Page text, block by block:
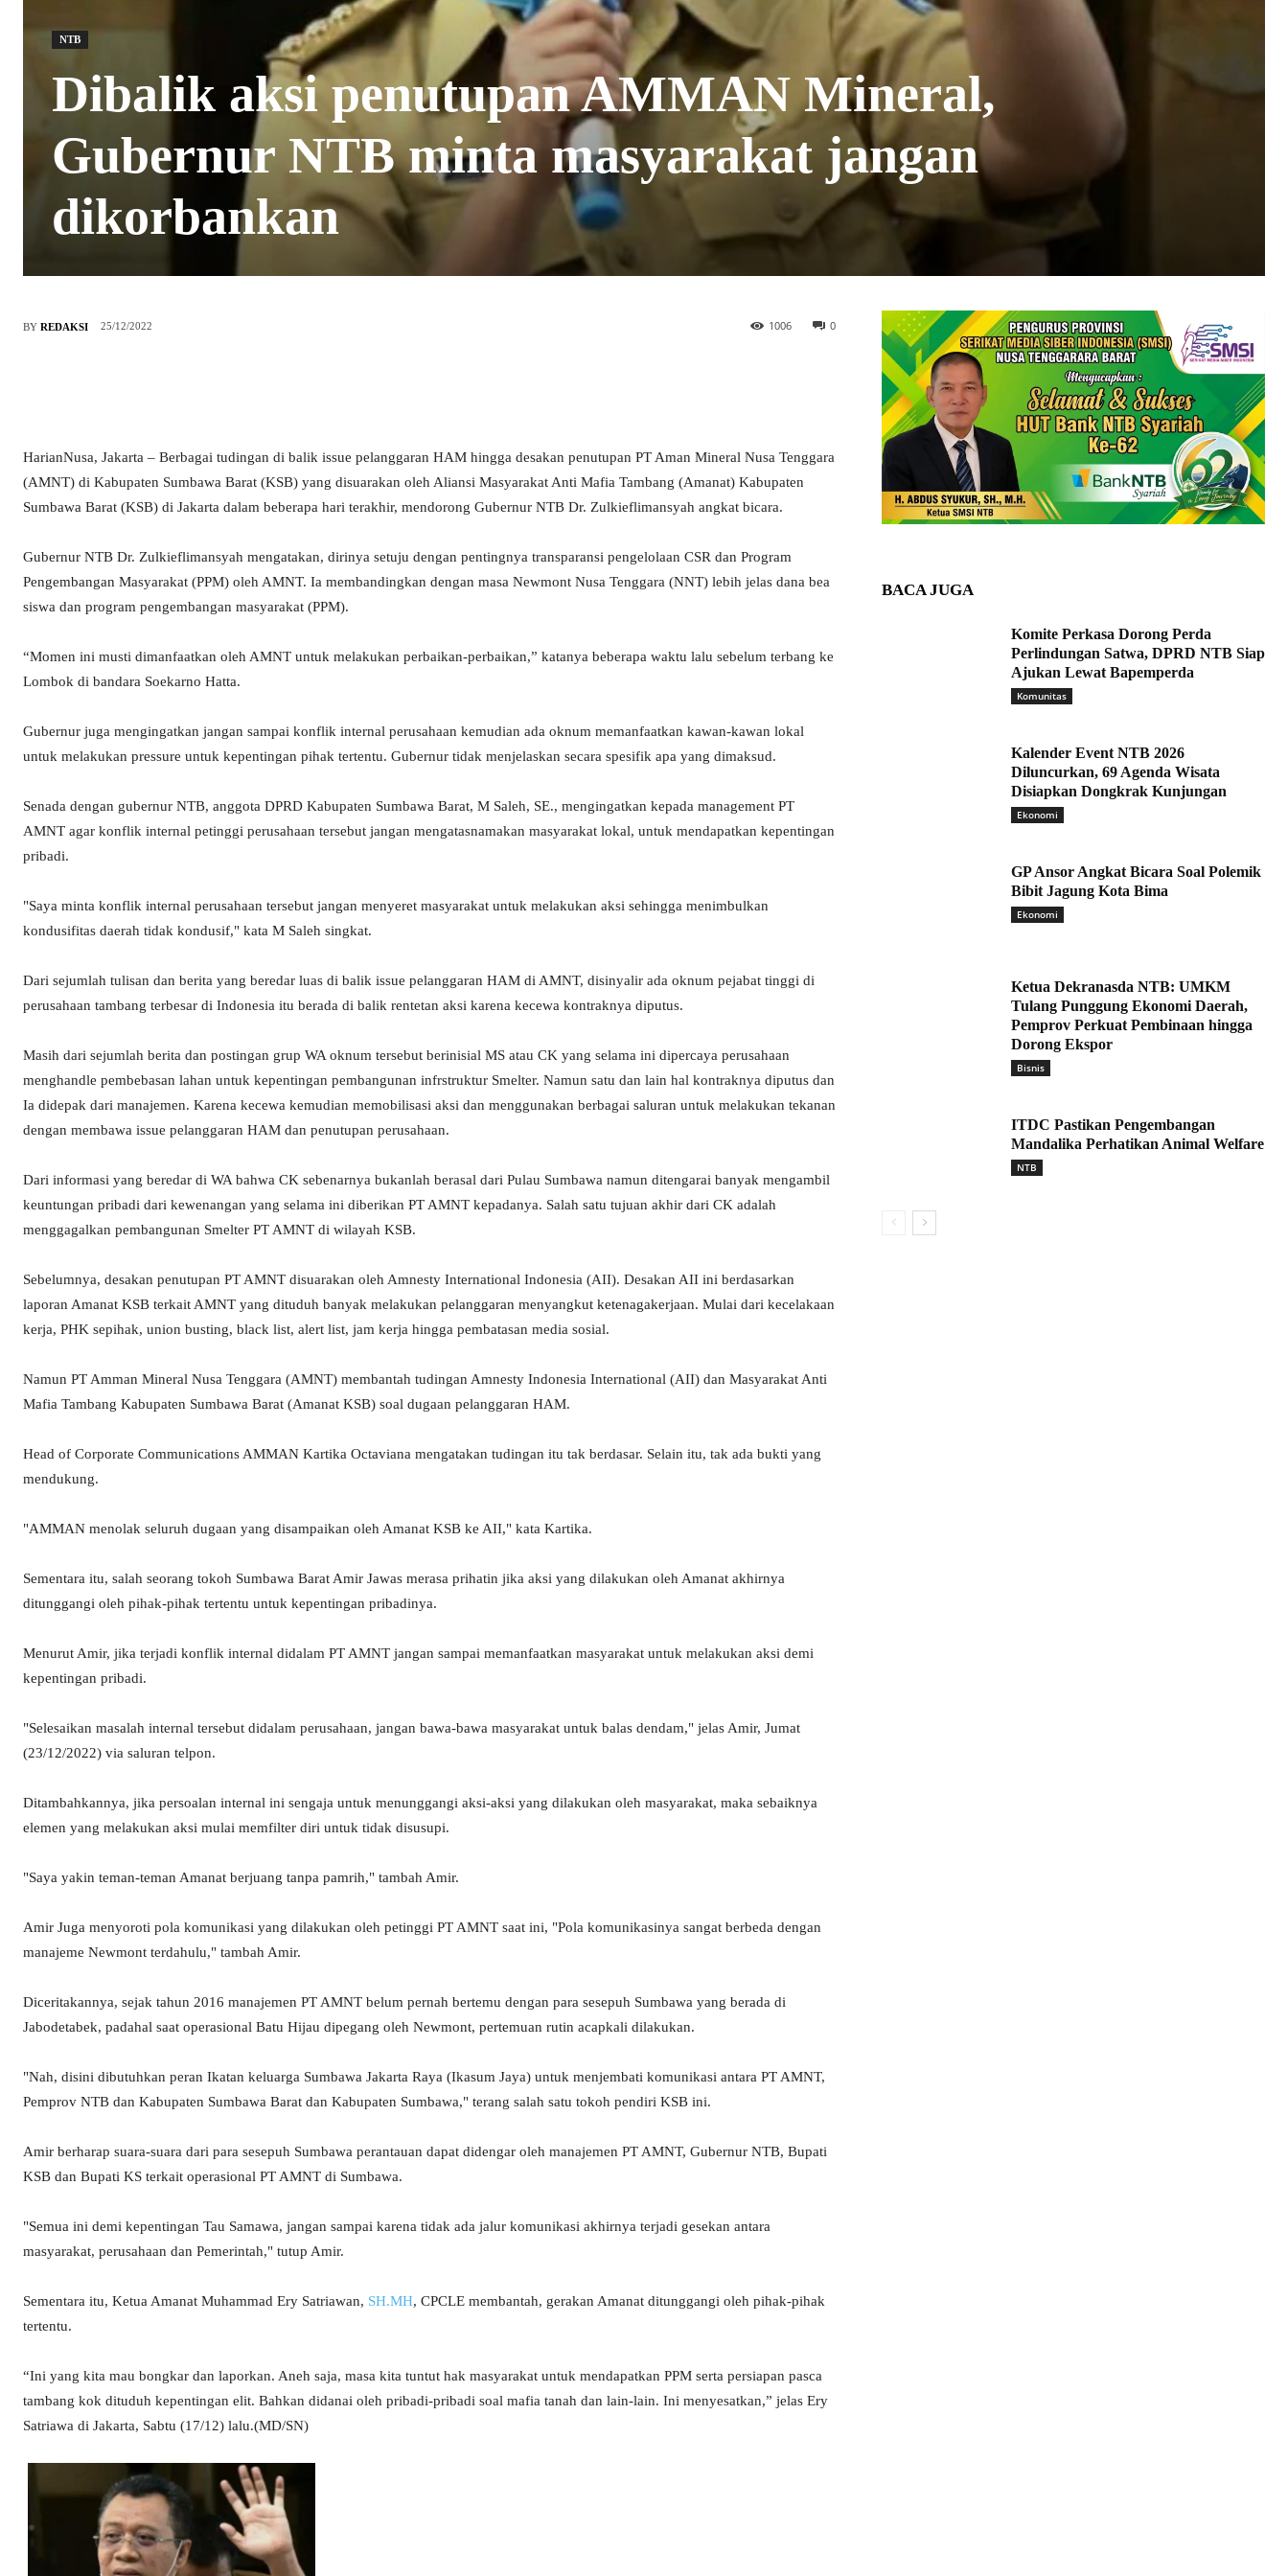
NTB
Dibalik aksi penutupan AMMAN Mineral,
Gubernur NTB minta masyarakat jangan
dikorbankan
BY REDAKSI 25/12/2022 0
1006
HarianNusa, Jakarta – Berbagai tudingan di balik issue pelanggaran HAM hingga desakan penutupan PT Aman Mineral Nusa Tenggara
(AMNT) di Kabupaten Sumbawa Barat (KSB) yang disuarakan oleh Aliansi Masyarakat Anti Mafia Tambang (Amanat) Kabupaten
Sumbawa Barat (KSB) di Jakarta dalam beberapa hari terakhir, mendorong Gubernur NTB Dr. Zulkieflimansyah angkat bicara.
Gubernur NTB Dr. Zulkieflimansyah mengatakan, dirinya setuju dengan pentingnya transparansi pengelolaan CSR dan Program
Pengembangan Masyarakat (PPM) oleh AMNT. Ia membandingkan dengan masa Newmont Nusa Tenggara (NNT) lebih jelas dana bea
siswa dan program pengembangan masyarakat (PPM).
“Momen ini musti dimanfaatkan oleh AMNT untuk melakukan perbaikan-perbaikan,” katanya beberapa waktu lalu sebelum terbang ke
Lombok di bandara Soekarno Hatta.
Gubernur juga mengingatkan jangan sampai konflik internal perusahaan kemudian ada oknum memanfaatkan kawan-kawan lokal
untuk melakukan pressure untuk kepentingan pihak tertentu. Gubernur tidak menjelaskan secara spesifik apa yang dimaksud.
Senada dengan gubernur NTB, anggota DPRD Kabupaten Sumbawa Barat, M Saleh, SE., mengingatkan kepada management PT
AMNT agar konflik internal petinggi perusahaan tersebut jangan mengatasnamakan masyarakat lokal, untuk mendapatkan kepentingan
pribadi.
"Saya minta konflik internal perusahaan tersebut jangan menyeret masyarakat untuk melakukan aksi sehingga menimbulkan
kondusifitas daerah tidak kondusif," kata M Saleh singkat.
Dari sejumlah tulisan dan berita yang beredar luas di balik issue pelanggaran HAM di AMNT, disinyalir ada oknum pejabat tinggi di
perusahaan tambang terbesar di Indonesia itu berada di balik rentetan aksi karena kecewa kontraknya diputus.
Masih dari sejumlah berita dan postingan grup WA oknum tersebut berinisial MS atau CK yang selama ini dipercaya perusahaan
menghandle pembebasan lahan untuk kepentingan pembangunan infrstruktur Smelter. Namun satu dan lain hal kontraknya diputus dan
Ia didepak dari manajemen. Karena kecewa kemudian memobilisasi aksi dan menggunakan berbagai saluran untuk melakukan tekanan
dengan membawa issue pelanggaran HAM dan penutupan perusahaan.
Dari informasi yang beredar di WA bahwa CK sebenarnya bukanlah berasal dari Pulau Sumbawa namun ditengarai banyak mengambil
keuntungan pribadi dari kewenangan yang selama ini diberikan PT AMNT kepadanya. Salah satu tujuan akhir dari CK adalah
menggagalkan pembangunan Smelter PT AMNT di wilayah KSB.
Sebelumnya, desakan penutupan PT AMNT disuarakan oleh Amnesty International Indonesia (AII). Desakan AII ini berdasarkan
laporan Amanat KSB terkait AMNT yang dituduh banyak melakukan pelanggaran menyangkut ketenagakerjaan. Mulai dari kecelakaan
kerja, PHK sepihak, union busting, black list, alert list, jam kerja hingga pembatasan media sosial.
Namun PT Amman Mineral Nusa Tenggara (AMNT) membantah tudingan Amnesty Indonesia International (AII) dan Masyarakat Anti
Mafia Tambang Kabupaten Sumbawa Barat (Amanat KSB) soal dugaan pelanggaran HAM.
Head of Corporate Communications AMMAN Kartika Octaviana mengatakan tudingan itu tak berdasar. Selain itu, tak ada bukti yang
mendukung.
"AMMAN menolak seluruh dugaan yang disampaikan oleh Amanat KSB ke AII," kata Kartika.
Sementara itu, salah seorang tokoh Sumbawa Barat Amir Jawas merasa prihatin jika aksi yang dilakukan oleh Amanat akhirnya
ditunggangi oleh pihak-pihak tertentu untuk kepentingan pribadinya.
Menurut Amir, jika terjadi konflik internal didalam PT AMNT jangan sampai memanfaatkan masyarakat untuk melakukan aksi demi
kepentingan pribadi.
"Selesaikan masalah internal tersebut didalam perusahaan, jangan bawa-bawa masyarakat untuk balas dendam," jelas Amir, Jumat
(23/12/2022) via saluran telpon.
Ditambahkannya, jika persoalan internal ini sengaja untuk menunggangi aksi-aksi yang dilakukan oleh masyarakat, maka sebaiknya
elemen yang melakukan aksi mulai memfilter diri untuk tidak disusupi.
"Saya yakin teman-teman Amanat berjuang tanpa pamrih," tambah Amir.
Amir Juga menyoroti pola komunikasi yang dilakukan oleh petinggi PT AMNT saat ini, "Pola komunikasinya sangat berbeda dengan
manajeme Newmont terdahulu," tambah Amir.
Diceritakannya, sejak tahun 2016 manajemen PT AMNT belum pernah bertemu dengan para sesepuh Sumbawa yang berada di
Jabodetabek, padahal saat operasional Batu Hijau dipegang oleh Newmont, pertemuan rutin acapkali dilakukan.
"Nah, disini dibutuhkan peran Ikatan keluarga Sumbawa Jakarta Raya (Ikasum Jaya) untuk menjembati komunikasi antara PT AMNT,
Pemprov NTB dan Kabupaten Sumbawa Barat dan Kabupaten Sumbawa," terang salah satu tokoh pendiri KSB ini.
Amir berharap suara-suara dari para sesepuh Sumbawa perantauan dapat didengar oleh manajemen PT AMNT, Gubernur NTB, Bupati
KSB dan Bupati KS terkait operasional PT AMNT di Sumbawa.
"Semua ini demi kepentingan Tau Samawa, jangan sampai karena tidak ada jalur komunikasi akhirnya terjadi gesekan antara
masyarakat, perusahaan dan Pemerintah," tutup Amir.
Sementara itu, Ketua Amanat Muhammad Ery Satriawan, SH.MH, CPCLE membantah, gerakan Amanat ditunggangi oleh pihak-pihak
tertentu.
“Ini yang kita mau bongkar dan laporkan. Aneh saja, masa kita tuntut hak masyarakat untuk mendapatkan PPM serta persiapan pasca
tambang kok dituduh kepentingan elit. Bahkan didanai oleh pribadi-pribadi soal mafia tanah dan lain-lain. Ini menyesatkan,” jelas Ery
Satriawa di Jakarta, Sabtu (17/12) lalu.(MD/SN)
BACA JUGA
Komite Perkasa Dorong Perda
Perlindungan Satwa, DPRD NTB Siap
Ajukan Lewat Bapemperda
Komunitas
Kalender Event NTB 2026
Diluncurkan, 69 Agenda Wisata
Disiapkan Dongkrak Kunjungan
Ekonomi
GP Ansor Angkat Bicara Soal Polemik
Bibit Jagung Kota Bima
Ekonomi
Ketua Dekranasda NTB: UMKM
Tulang Punggung Ekonomi Daerah,
Pemprov Perkuat Pembinaan hingga
Dorong Ekspor
Bisnis
ITDC Pastikan Pengembangan
Mandalika Perhatikan Animal Welfare
NTB